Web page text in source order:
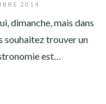
2014
dimanche, mais dans
souhaitez trouver un
est…